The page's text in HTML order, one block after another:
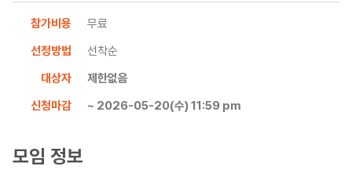
참가비용
무료
선정방법
선착순
대상자
제한없음
신청마감
~ 2026-05-20(수) 11:59 pm
모임 정보